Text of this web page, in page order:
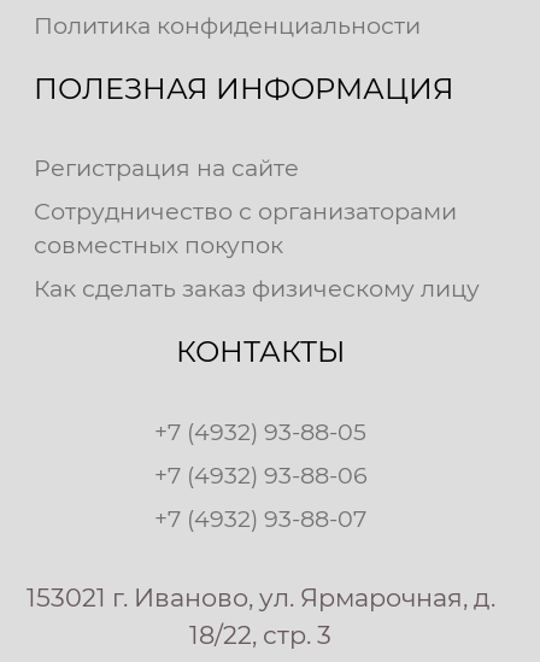
Политика конфиденциальности
ПОЛЕЗНАЯ ИНФОРМАЦИЯ
Регистрация на сайте
Сотрудничество с организаторами
совместных покупок
Как сделать заказ физическому лицу
КОНТАКТЫ
+7 (4932) 93-88-05
+7 (4932) 93-88-06
+7 (4932) 93-88-07
153021 г. Иваново, ул. Ярмарочная, д.
18/22, стр. 3